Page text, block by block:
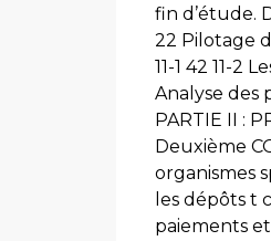
fin d’étude.
22 Pilotage
11-1 42 11-2
Analyse des
PARTIE II :
Deuxième
organismes
les dépôts t
paiements